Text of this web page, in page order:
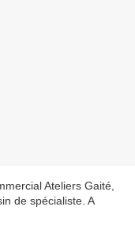
Ateliers Gaité,
de spécialiste. A